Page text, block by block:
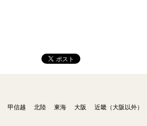
甲信越 北陸 東海 大阪 近畿（大阪以外）